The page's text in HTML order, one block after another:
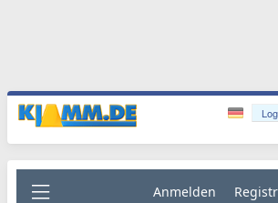
Anmelden